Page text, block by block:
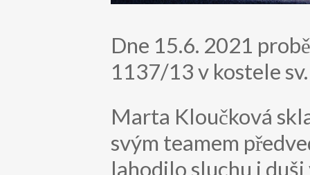
Dne 15.6. 2021
1137/13 v kostele
Marta Kloučková
svým teamem
lahodilo sluchu i